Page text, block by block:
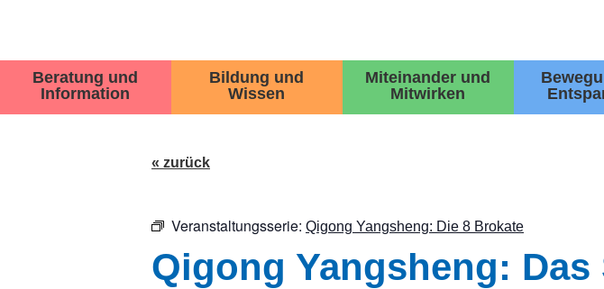
Beratung und
Information
Bildung und
Wissen
Miteinander und
Mitwirken
« zurück
Veranstaltungsserie: Qigong Yangsheng: Die 8 Brokate
Qigong Yangsheng: Das